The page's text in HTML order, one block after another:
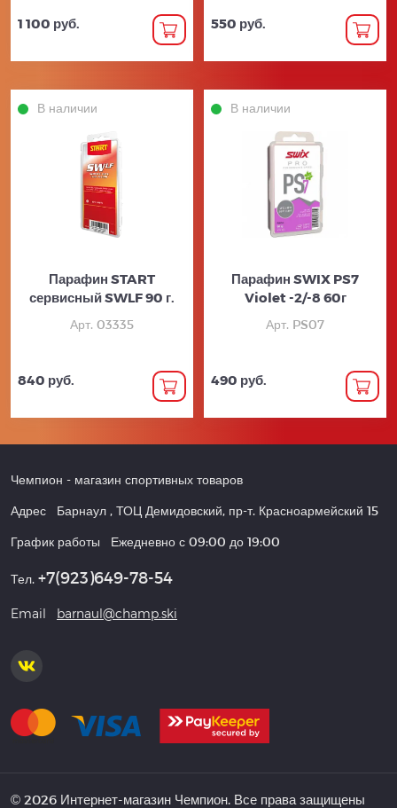
1 100 руб. 550 руб.
В наличии
Парафин START
сервисный SWLF 90 г.
Арт. 03335
840 руб.
В наличии
Парафин SWIX PS7
Violet -2/-8 60г
Арт. PS07
490 руб.
Чемпион - магазин спортивных товаров
Адрес Барнаул , ТОЦ Демидовский, пр-т. Красноармейский 15
График работы Ежедневно с 09:00 до 19:00
Тел. +7(923)649-78-54
Email barnaul@champ.ski
© 2026 Интернет-магазин Чемпион. Все права защищены